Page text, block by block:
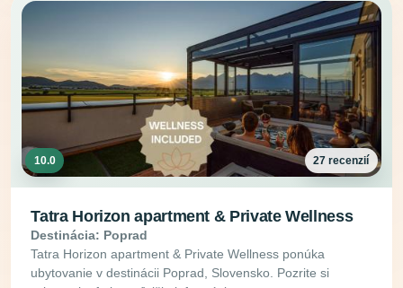
10.0 27 recenzií
Tatra Horizon apartment & Private Wellness
Destinácia: Poprad
Tatra Horizon apartment & Private Wellness ponúka
ubytovanie v destinácii Poprad, Slovensko. Pozrite si